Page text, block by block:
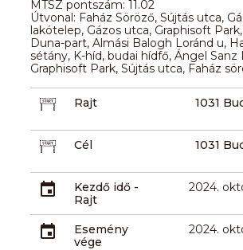
MTSZ pontszám: 11.02
Útvonal: Faház Söröző, Sújtás utca,
lakótelep, Gázos utca, Graphisoft
Duna-part, Almási Balogh Loránd u,
sétány, K-híd, budai hídfő, Ángel Sanz
Graphisoft Park, Sújtás utca, Faház
Rajt
1031
Cél
1031
Kezdő idő -
Rajt
2024.
Esemény
vége
2024.